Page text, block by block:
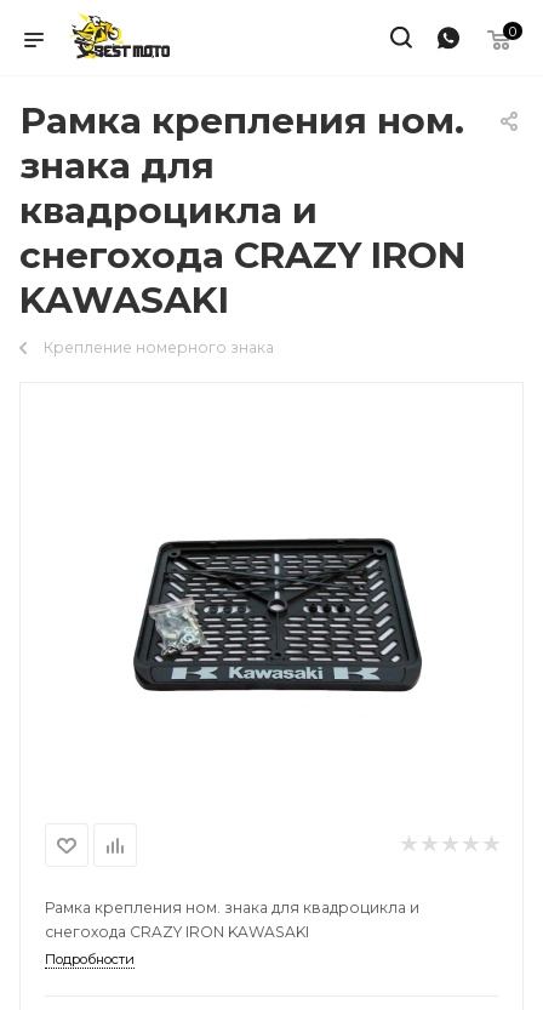
0
Рамка крепления ном.
знака для
квадроцикла и
снегохода CRAZY IRON
KAWASAKI
Крепление номерного знака
Рамка крепления ном. знака для квадроцикла и
снегохода CRAZY IRON KAWASAKI
Подробности